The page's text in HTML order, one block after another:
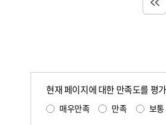
현재 페이지에 대한 만족도를 평
매우만족 만족 보통